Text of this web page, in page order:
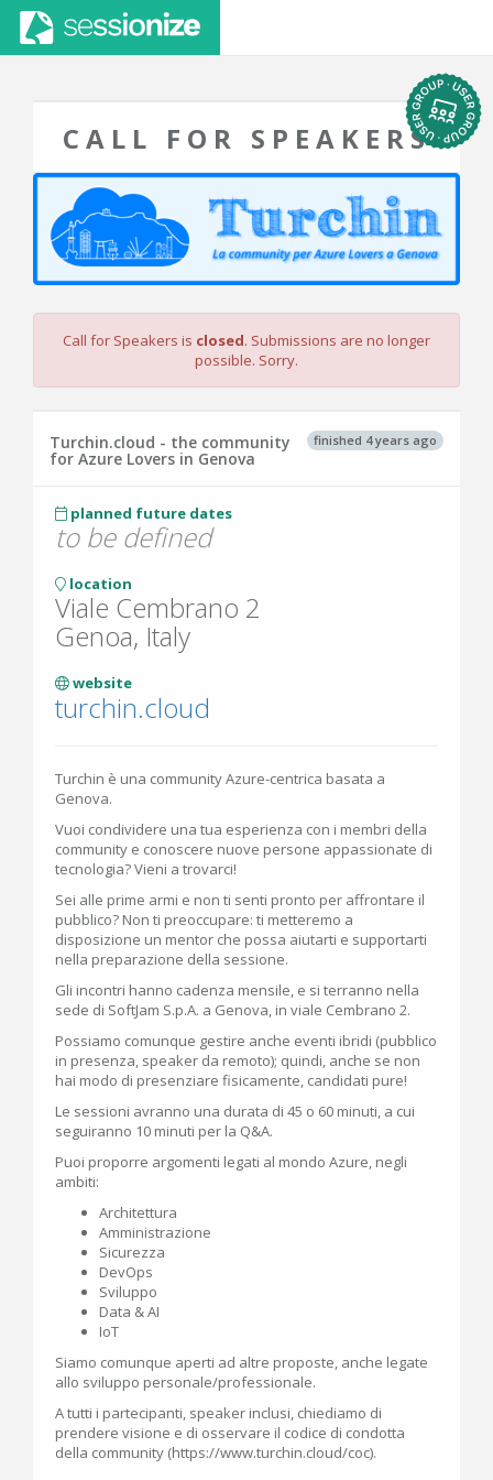
CALL FOR SPEAKERS
Call for Speakers is closed. Submissions are no longer
possible. Sorry.
finished 4 years ago
Turchin.cloud - the community
for Azure Lovers in Genova
planned future dates
to be defined
location
Viale Cembrano 2
Genoa, Italy
website
turchin.cloud
Turchin è una community Azure-centrica basata a
Genova.
Vuoi condividere una tua esperienza con i membri della
community e conoscere nuove persone appassionate di
tecnologia? Vieni a trovarci!
Sei alle prime armi e non ti senti pronto per affrontare il
pubblico? Non ti preoccupare: ti metteremo a
disposizione un mentor che possa aiutarti e supportarti
nella preparazione della sessione.
Gli incontri hanno cadenza mensile, e si terranno nella
sede di SoftJam S.p.A. a Genova, in viale Cembrano 2.
Possiamo comunque gestire anche eventi ibridi (pubblico
in presenza, speaker da remoto); quindi, anche se non
hai modo di presenziare fisicamente, candidati pure!
Le sessioni avranno una durata di 45 o 60 minuti, a cui
seguiranno 10 minuti per la Q&A.
Puoi proporre argomenti legati al mondo Azure, negli
ambiti:
Architettura
Amministrazione
Sicurezza
DevOps
Sviluppo
Data & AI
IoT
Siamo comunque aperti ad altre proposte, anche legate
allo sviluppo personale/professionale.
A tutti i partecipanti, speaker inclusi, chiediamo di
prendere visione e di osservare il codice di condotta
della community (https://www.turchin.cloud/coc).